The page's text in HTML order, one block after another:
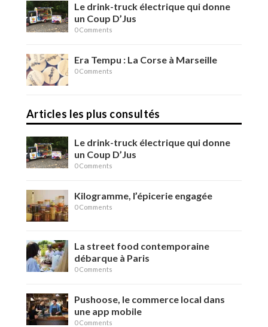
Le drink-truck électrique qui donne
un Coup D’Jus
0 Comments
Era Tempu : La Corse à Marseille
0 Comments
Articles les plus consultés
Le drink-truck électrique qui donne
un Coup D’Jus
0 Comments
Kilogramme, l’épicerie engagée
0 Comments
La street food contemporaine
débarque à Paris
0 Comments
Pushoose, le commerce local dans
une app mobile
0 Comments